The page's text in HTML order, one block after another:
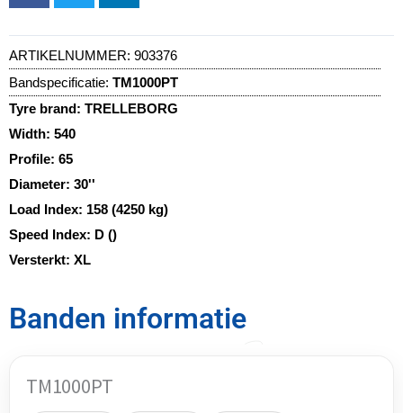
ARTIKELNUMMER: 903376
Bandspecificatie: TM1000PT
Tyre brand: TRELLEBORG
Width: 540
Profile: 65
Diameter: 30''
Load Index: 158 (4250 kg)
Speed Index: D ()
Versterkt: XL
Banden informatie
TM1000PT